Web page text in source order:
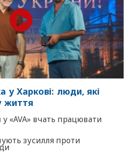
у Харкові: люди, які
життя
«AVA» вчать працювати
зусилля проти